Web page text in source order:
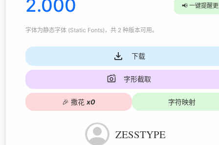
2.000 📢 一键提醒
字体为静态字体 (Static Fonts) ，共 2 种版本可用。
下载
字形截取
🎉 撒花 x0 字符映射
ZESSTYPE